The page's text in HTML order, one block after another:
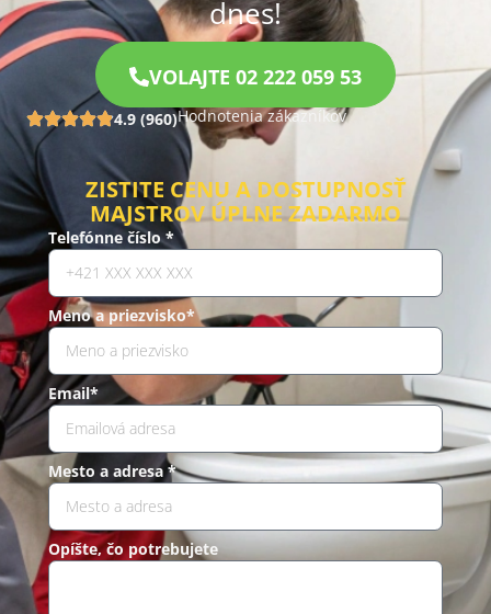
dnes!
VOLAJTE 02 222 059 53
4.9 (960)Hodnotenia zákazníkov
ZISTITE CENU A DOSTUPNOSŤ
MAJSTROV ÚPLNE ZADARMO
Telefónne číslo *
Meno a priezvisko*
Email*
Mesto a adresa *
Opíšte, čo potrebujete